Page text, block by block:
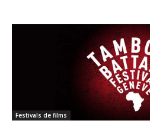
Festivals de films